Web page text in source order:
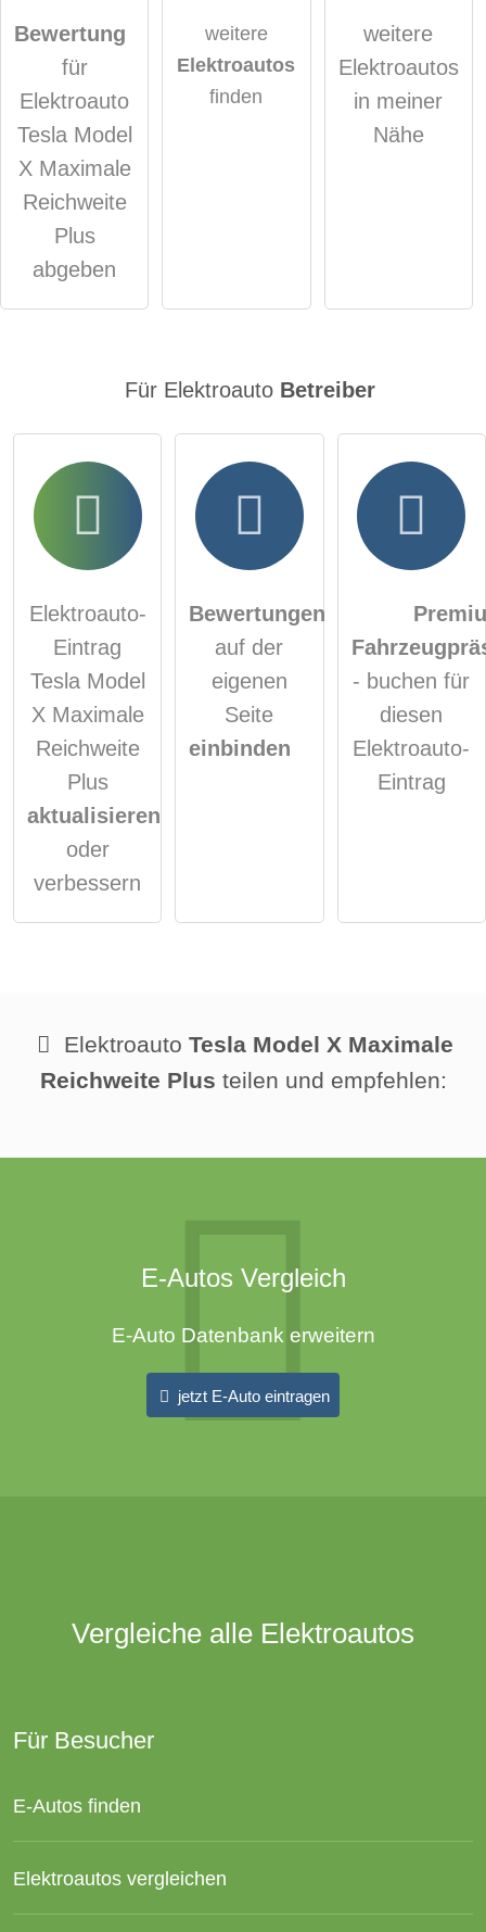
genommen.
öffentliche Frage stellen Abbrechen
Hinweis: Bitte beachten Sie, öffentliche Fragen sindfür alle
Klicken Sie hier um eine
Elektroauto-Eintrag zu stellen
Bewertung
für
Elektroauto
Tesla Model
X Maximale
Reichweite
Plus
abgeben
weitere
Elektroautos
finden
weitere
Elektroautos
in meiner
Nähe
Für Elektroauto Betreiber
Elektroauto-
Eintrag
Tesla Model
X Maximale
Reichweite
Plus
aktualisieren
oder
verbessern
Bewertungen
auf der
eigenen
Seite
einbinden
- buchen für
diesen
Elektroauto-
Eintrag
Elektroauto Tesla Model X Maximale
Reichweite Plus teilen und empfehlen:
E-Autos Vergleich
E-Auto Datenbank erweitern
jetzt E-Auto eintragen
Vergleiche alle Elektroautos
Für Besucher
E-Autos finden
Elektroautos vergleichen